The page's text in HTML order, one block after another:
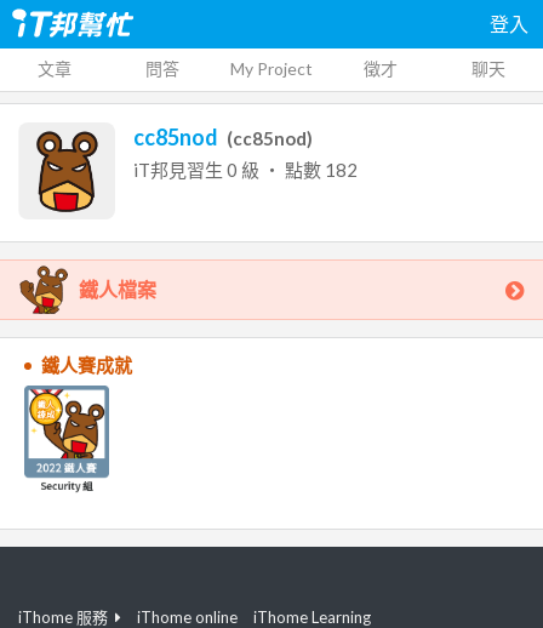
登入
文章 問答 My Project 徵才 聊天
cc85nod (cc85nod)
iT邦見習生 0 級 ‧ 點數 182
鐵人檔案
鐵人賽成就
iThome 服務 iThome online
iThome Learning